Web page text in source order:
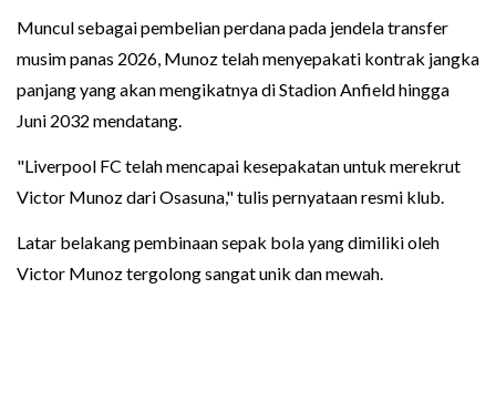
Muncul sebagai pembelian perdana pada jendela transfer
musim panas 2026, Munoz telah menyepakati kontrak jangka
panjang yang akan mengikatnya di Stadion Anfield hingga
Juni 2032 mendatang.
"Liverpool FC telah mencapai kesepakatan untuk merekrut
Victor Munoz dari Osasuna," tulis pernyataan resmi klub.
Latar belakang pembinaan sepak bola yang dimiliki oleh
Victor Munoz tergolong sangat unik dan mewah.